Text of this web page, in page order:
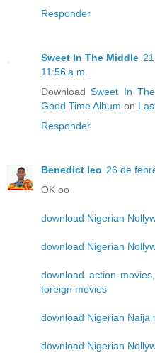
Responder
Sweet In The Middle
11:56 a.m.
DownloadSweet In
Good Time Album on
Responder
Benedict leo 26 de
OK oo
download Nigerian
download Nigerian
download action
foreign movies
download Nigerian Naija
download Nigerian